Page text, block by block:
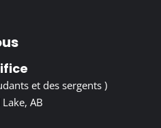
et des sergents )
AB